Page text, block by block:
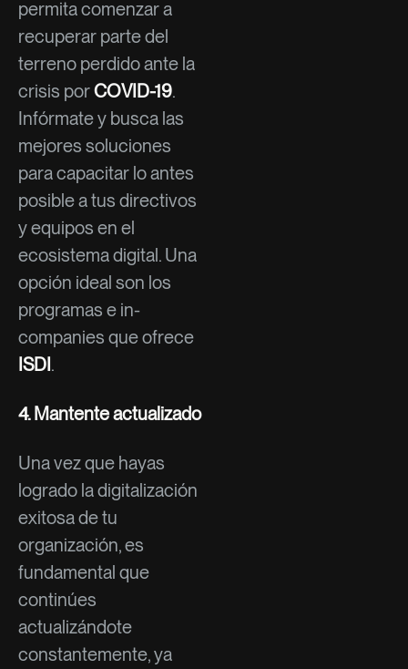
permita comenzar a
recuperar parte del
terreno perdido ante la
crisis porCOVID-19.
Infórmate y busca las
mejores soluciones
para capacitar lo antes
posible a tus directivos
y equipos en el
ecosistema digital. Una
opción ideal son los
programas e in-
companies que ofrece
ISDI.
4. Mantente actualizado
Una vez que hayas
logrado la digitalización
exitosa de tu
organización, es
fundamental que
continúes
actualizándote
constantemente, ya